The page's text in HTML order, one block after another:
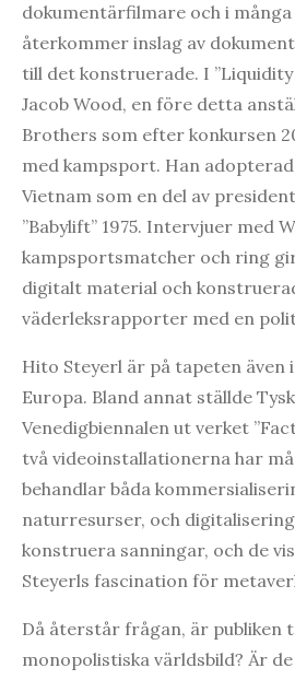
dokumentärfilmare och i många
återkommer inslag av
till det konstruerade. I
Jacob Wood, en före detta
Brothers som efter konkursen
med kampsport. Han
Vietnam som en del av
”Babylift” 1975. Intervjuer med
kampsportsmatcher och ring
digitalt material och
väderleksrapporter med en
Hito Steyerl är på tapeten även
Europa. Bland annat ställde
Venedigbiennalen ut verket
två videoinstallationerna har
behandlar båda
naturresurser, och
konstruera sanningar, och de
Steyerls fascination för
Då återstår frågan, är publiken
monopolistiska världsbild? Är